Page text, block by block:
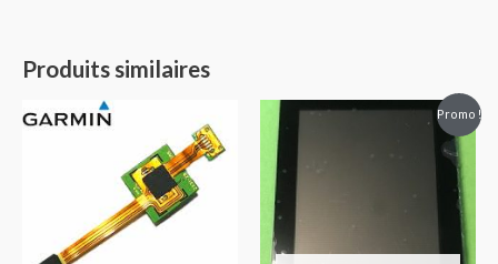
Produits similaires
Promo !